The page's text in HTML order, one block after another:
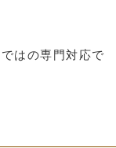
はの専門対応で